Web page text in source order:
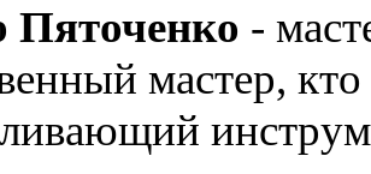
Пяточенко -
мастер,